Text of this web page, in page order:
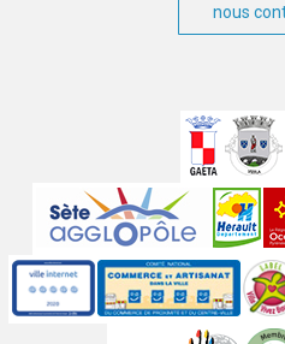
nous
partenaires
Labels